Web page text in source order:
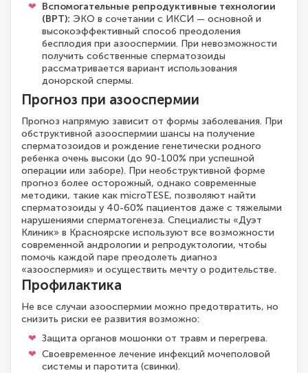
Вспомогательные репродуктивные технологии
(ВРТ): ЭКО в сочетании с ИКСИ — основной и
высокоэффективный способ преодоления
бесплодия при азооспермии. При невозможности
получить собственные сперматозоиды
рассматривается вариант использования
донорской спермы.
Прогноз при азооспермии
Прогноз напрямую зависит от формы заболевания. При
обструктивной азооспермии шансы на получение
сперматозоидов и рождение генетически родного
ребенка очень высоки (до 90-100% при успешной
операции или заборе). При необструктивной форме
прогноз более осторожный, однако современные
методики, такие как microTESE, позволяют найти
сперматозоиды у 40-60% пациентов даже с тяжелыми
нарушениями сперматогенеза. Специалисты «Дуэт
Клиник» в Красноярске используют все возможности
современной андрологии и репродуктологии, чтобы
помочь каждой паре преодолеть диагноз
«азооспермия» и осуществить мечту о родительстве.
Профилактика
Не все случаи азооспермии можно предотвратить, но
снизить риски ее развития возможно:
Защита органов мошонки от травм и перегрева.
Своевременное лечение инфекций мочеполовой
системы и паротита (свинки).